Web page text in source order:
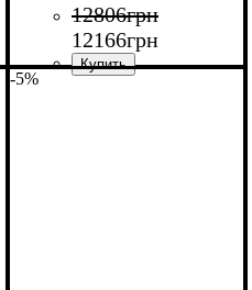
12806грн
12166грн
-5%